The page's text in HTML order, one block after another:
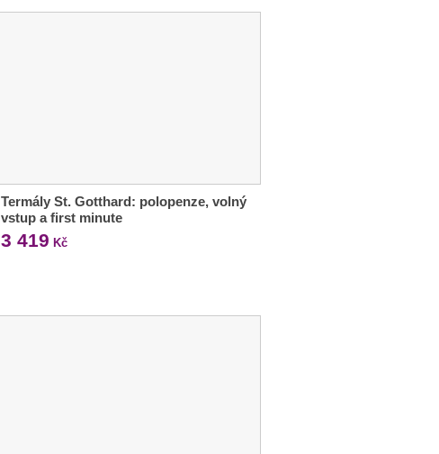
Termály St. Gotthard: polopenze, volný
vstup a first minute
3 419 Kč